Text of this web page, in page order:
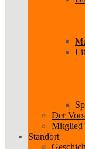
Der
Mitglied
Standort